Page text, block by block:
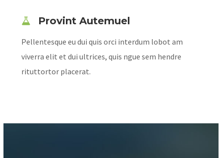
Provint Autemuel
Pellentesque eu dui quis orci interdum lobot am
viverra elit et dui ultrices, quis ngue sem hendre
rituttortor placerat.